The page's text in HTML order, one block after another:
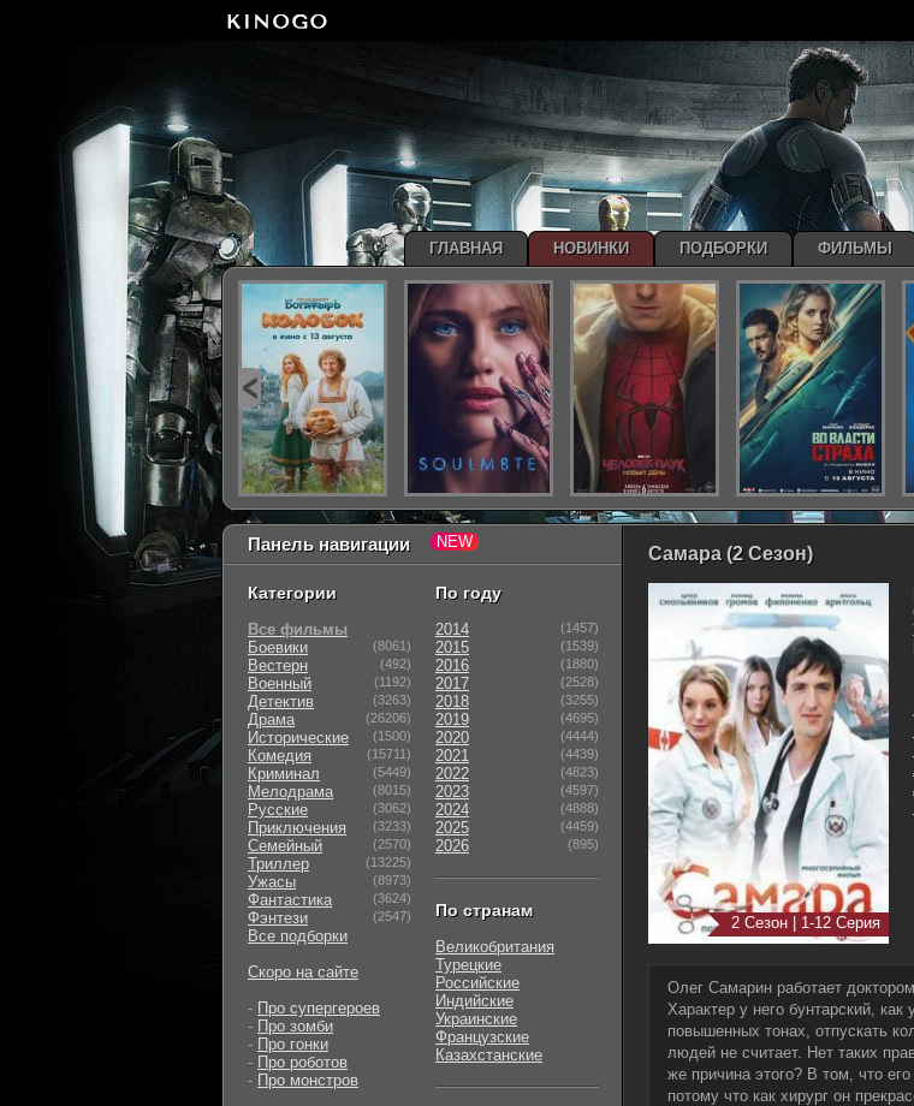
Самара (2 Сезон)
2 Сезон | 1-12 Серия
Олег Самарин работает
Характер у него бунтарский,
повышенных тонах, отпускать
людей не считает. Нет таких
же причина этого? В том, что
потому что как хирург он
Панель навигации
Категории
Все фильмы
Боевики
(8061)
Вестерн (492)
Военный (1192)
Детектив (3263)
Драма (26206)
Исторические (1500)
Комедия (15711)
Криминал (5449)
Мелодрама (8015)
Русские (3062)
Приключения (3233)
Семейный (2570)
Триллер (13225)
Ужасы (8973)
Фантастика (3624)
Фэнтези (2547)
Все подборки
Скоро на сайте
- Про супергероев
- Про зомби
- Про гонки
- Про роботов
- Про монстров
По году
2014 (1457)
2015 (1539)
2016 (1880)
2017 (2528)
2018 (3255)
2019 (4695)
2020 (4444)
2021 (4439)
2022 (4823)
2023 (4597)
2024 (4888)
2025 (4459)
2026 (895)
По странам
Великобритания
Турецкие
Российские
Индийские
Украинские
Французские
Казахстанские
ГЛАВНАЯ НОВИНКИ ПОДБОРКИ ФИЛЬМЫ